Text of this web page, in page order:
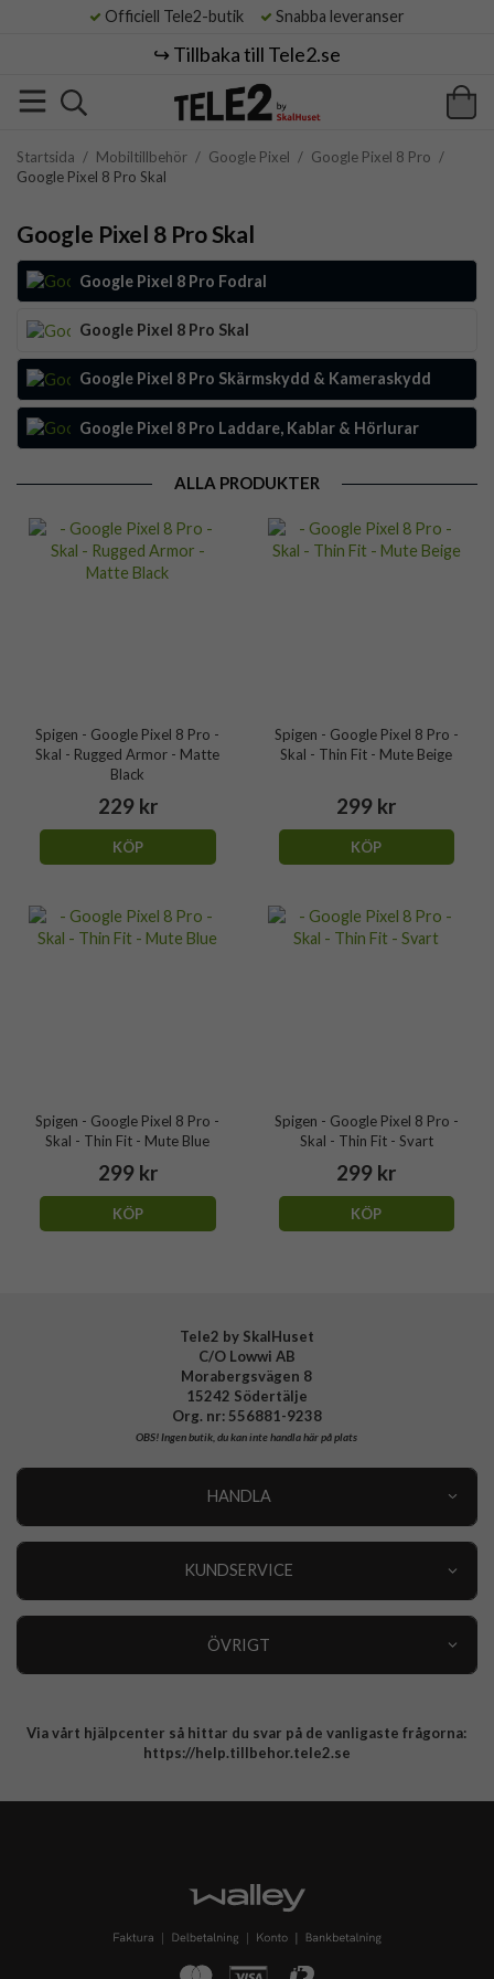
Officiell Tele2-butik Snabba leveranser
↪️ Tillbaka till Tele2.se
Startsida / Mobiltillbehör / Google Pixel / Google Pixel 8 Pro /
Google Pixel 8 Pro Skal
Google Pixel 8 Pro Skal
Google Pixel 8 Pro Fodral
Google Pixel 8 Pro Skal
Google Pixel 8 Pro Skärmskydd & Kameraskydd
Google Pixel 8 Pro Laddare, Kablar & Hörlurar
ALLA PRODUKTER
Spigen - Google Pixel 8 Pro -
Skal - Rugged Armor - Matte
Black
229 kr
KÖP
Spigen - Google Pixel 8 Pro -
Skal - Thin Fit - Mute Beige
299 kr
KÖP
Spigen - Google Pixel 8 Pro -
Skal - Thin Fit - Mute Blue
299 kr
KÖP
Spigen - Google Pixel 8 Pro -
Skal - Thin Fit - Svart
299 kr
KÖP
Tele2 by SkalHuset
C/O Lowwi AB
Morabergsvägen 8
15242 Södertälje
Org. nr: 556881-9238
OBS!Ingen butik, du kan inte handla här på plats
HANDLA
KUNDSERVICE
ÖVRIGT
Integritetspolicy
Via vårt hjälpcenter så hittar du svar på de vanligaste frågorna:
https://help.tillbehor.tele2.se